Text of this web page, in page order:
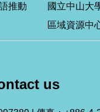
推動
國立中山大
區域資源中
us